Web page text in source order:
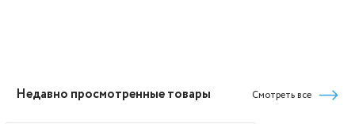
Недавно просмотренные товары Смотреть все